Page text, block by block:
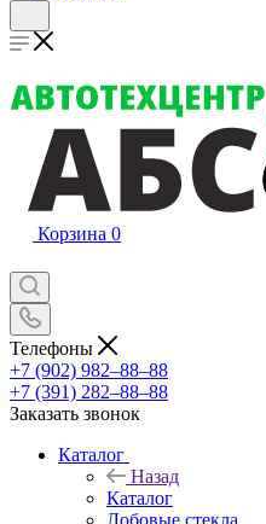
Корзина 0
Телефоны
+7 (902) 982‒88‒88
+7 (391) 282‒88‒88
Заказать звонок
Каталог
Назад
Каталог
Лобовые стекла